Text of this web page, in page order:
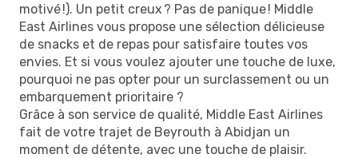
motivé !). Un petit creux ? Pas de panique ! Middle
East Airlines vous propose une sélection délicieuse
de snacks et de repas pour satisfaire toutes vos
envies. Et si vous voulez ajouter une touche de luxe,
pourquoi ne pas opter pour un surclassement ou un
embarquement prioritaire ?
Grâce à son service de qualité, Middle East Airlines
fait de votre trajet de Beyrouth à Abidjan un
moment de détente, avec une touche de plaisir.